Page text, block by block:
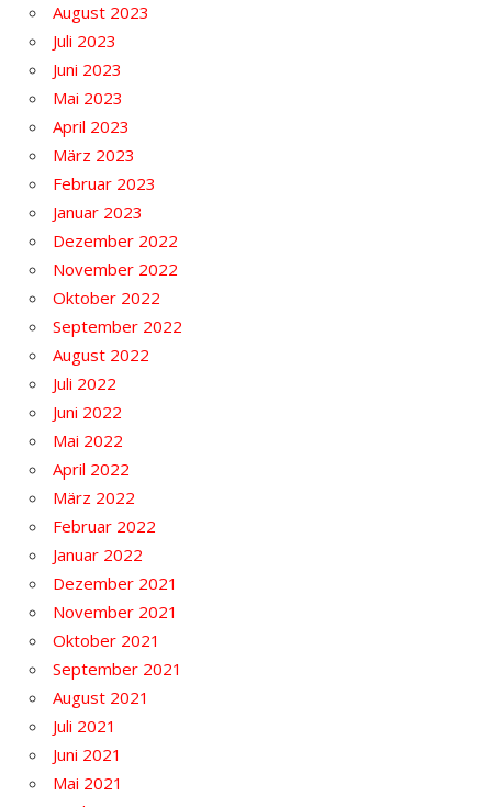
August 2023
Juli 2023
Juni 2023
Mai 2023
April 2023
März 2023
Februar 2023
Januar 2023
Dezember 2022
November 2022
Oktober 2022
September 2022
August 2022
Juli 2022
Juni 2022
Mai 2022
April 2022
März 2022
Februar 2022
Januar 2022
Dezember 2021
November 2021
Oktober 2021
September 2021
August 2021
Juli 2021
Juni 2021
Mai 2021